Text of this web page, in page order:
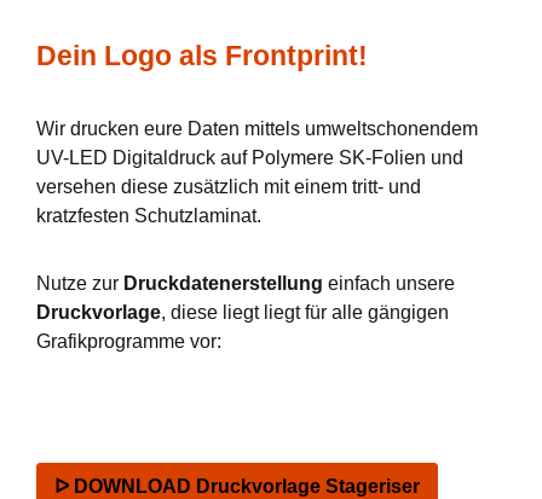
Dein Logo als Frontprint!
Wir drucken eure Daten mittels umweltschonendem
UV-LED Digitaldruck auf Polymere SK-Folien und
versehen diese zusätzlich mit einem tritt- und
kratzfesten Schutzlaminat.
Nutze zur Druckdatenerstellung einfach unsere
Druckvorlage, diese liegt liegt für alle gängigen
Grafikprogramme vor:
ᐅ DOWNLOAD Druckvorlage Stageriser